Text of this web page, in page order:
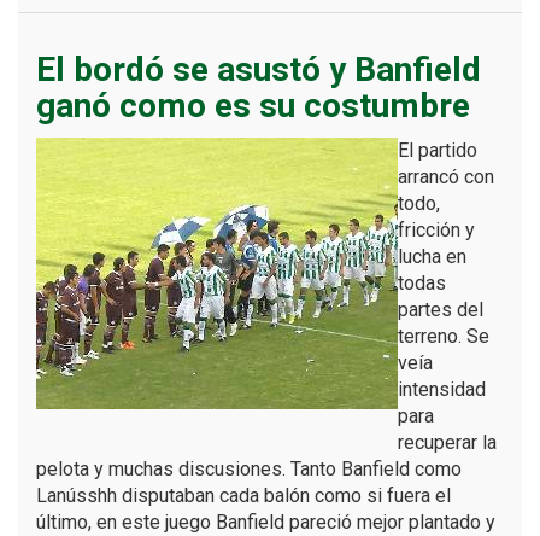
El bordó se asustó y Banfield
ganó como es su costumbre
El partido
arrancó con
todo,
fricción y
lucha en
todas
partes del
terreno. Se
veía
intensidad
para
recuperar la
pelota y muchas discusiones. Tanto Banfield como
Lanússhh disputaban cada balón como si fuera el
último, en este juego Banfield pareció mejor plantado y